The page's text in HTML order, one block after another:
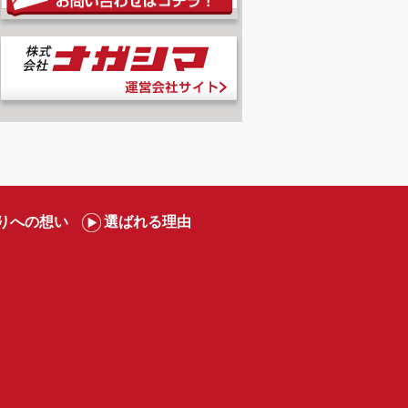
への想い 選ばれる理由